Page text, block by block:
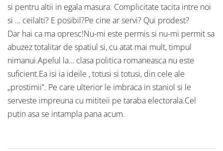
si pentru altii in egala masura. Complicitate tacita intre noi
si … ceilalti? E posibil?Pe cine ar servi? Qui prodest?
Dar hai ca ma opresc!Nu-mi este permis si nu-mi permit sa
abuzez totalitar de spatiul si, cu atat mai mult, timpul
nimanui.Apelul la… clasa politica romaneasca nu este
suficient.Ea isi ia ideile , totusi si totusi, din cele ale
„prostimii”. Pe care ulterior le imbraca in staniol si le
serveste impreuna cu mititeii pe taraba electorala.Cel
putin asa se intampla pana acum.